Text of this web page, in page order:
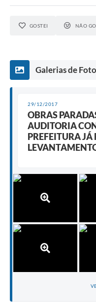
GOSTEI NÃO
Galerias de
29/12/2017
OBRAS
AUDITORIA
PREFEITURA JÁ